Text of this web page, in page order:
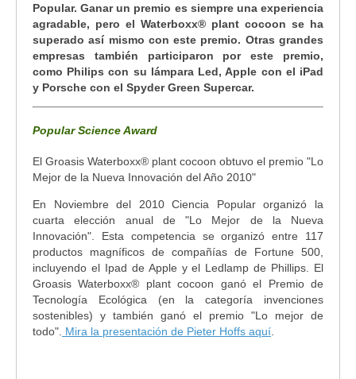
Popular. Ganar un premio es siempre una experiencia
agradable, pero el Waterboxx® plant cocoon se ha
superado así mismo con este premio. Otras grandes
empresas también participaron por este premio,
como Philips con su lámpara Led, Apple con el iPad
y Porsche con el Spyder Green Supercar.
Popular Science Award
El Groasis Waterboxx® plant cocoon obtuvo el premio "Lo
Mejor de la Nueva Innovación del Año 2010"
En Noviembre del 2010 Ciencia Popular organizó la
cuarta elección anual de "Lo Mejor de la Nueva
Innovación". Esta competencia se organizó entre 117
productos magníficos de compañías de Fortune 500,
incluyendo el Ipad de Apple y el Ledlamp de Phillips. El
Groasis Waterboxx® plant cocoon ganó el Premio de
Tecnología Ecológica (en la categoría invenciones
sostenibles) y también ganó el premio "Lo mejor de
todo". Mira la presentación de Pieter Hoffs aquí